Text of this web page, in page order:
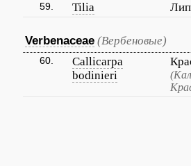
59. Tilia
Verbenaceae (Вербеновые)
60.
Callicarpa
bodinieri